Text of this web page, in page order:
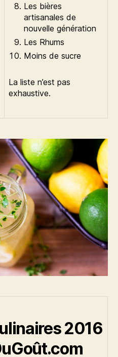
Les bières
artisanales de
nouvelle génération
Les Rhums
Moins de sucre
La liste n’est pas
exhaustive.
2016